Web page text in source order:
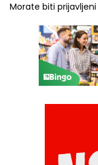
Morate biti prijavljeni